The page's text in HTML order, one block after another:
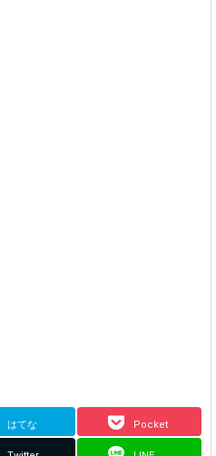
はてな Pocket